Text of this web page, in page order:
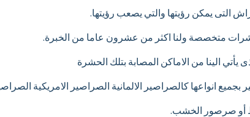
التى يمكن رؤيتها والتي يصعب رؤيتها.
متخصصة ولنا اكثر من عشرون عاما من الخبرة.
يأتي الينا من الاماكن المصابة بتلك الحشرة
انواعها كالصراصير الالمانية الصراصير الامريكية
أو صرصور الخشب.